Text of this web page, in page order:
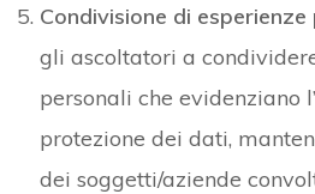
Condivisione di
gli ascoltatori a
personali che evidenziano
protezione dei dati,
dei soggetti/aziende